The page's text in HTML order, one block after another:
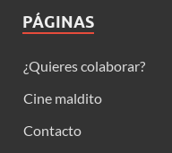
PÁGINAS
¿Quieres colaborar?
Cine maldito
Contacto